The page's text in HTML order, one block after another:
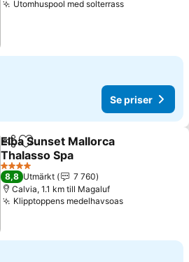
Utomhuspool med solterrass
Se priser
Dela Lägg till i Mina Favoriter
Elba Sunset Mallorca
Thalasso Spa
4 Stjärnor
8,8 Utmärkt
7 760
Calvia, 1.1 km till Magaluf
Klipptoppens medelhavsoas